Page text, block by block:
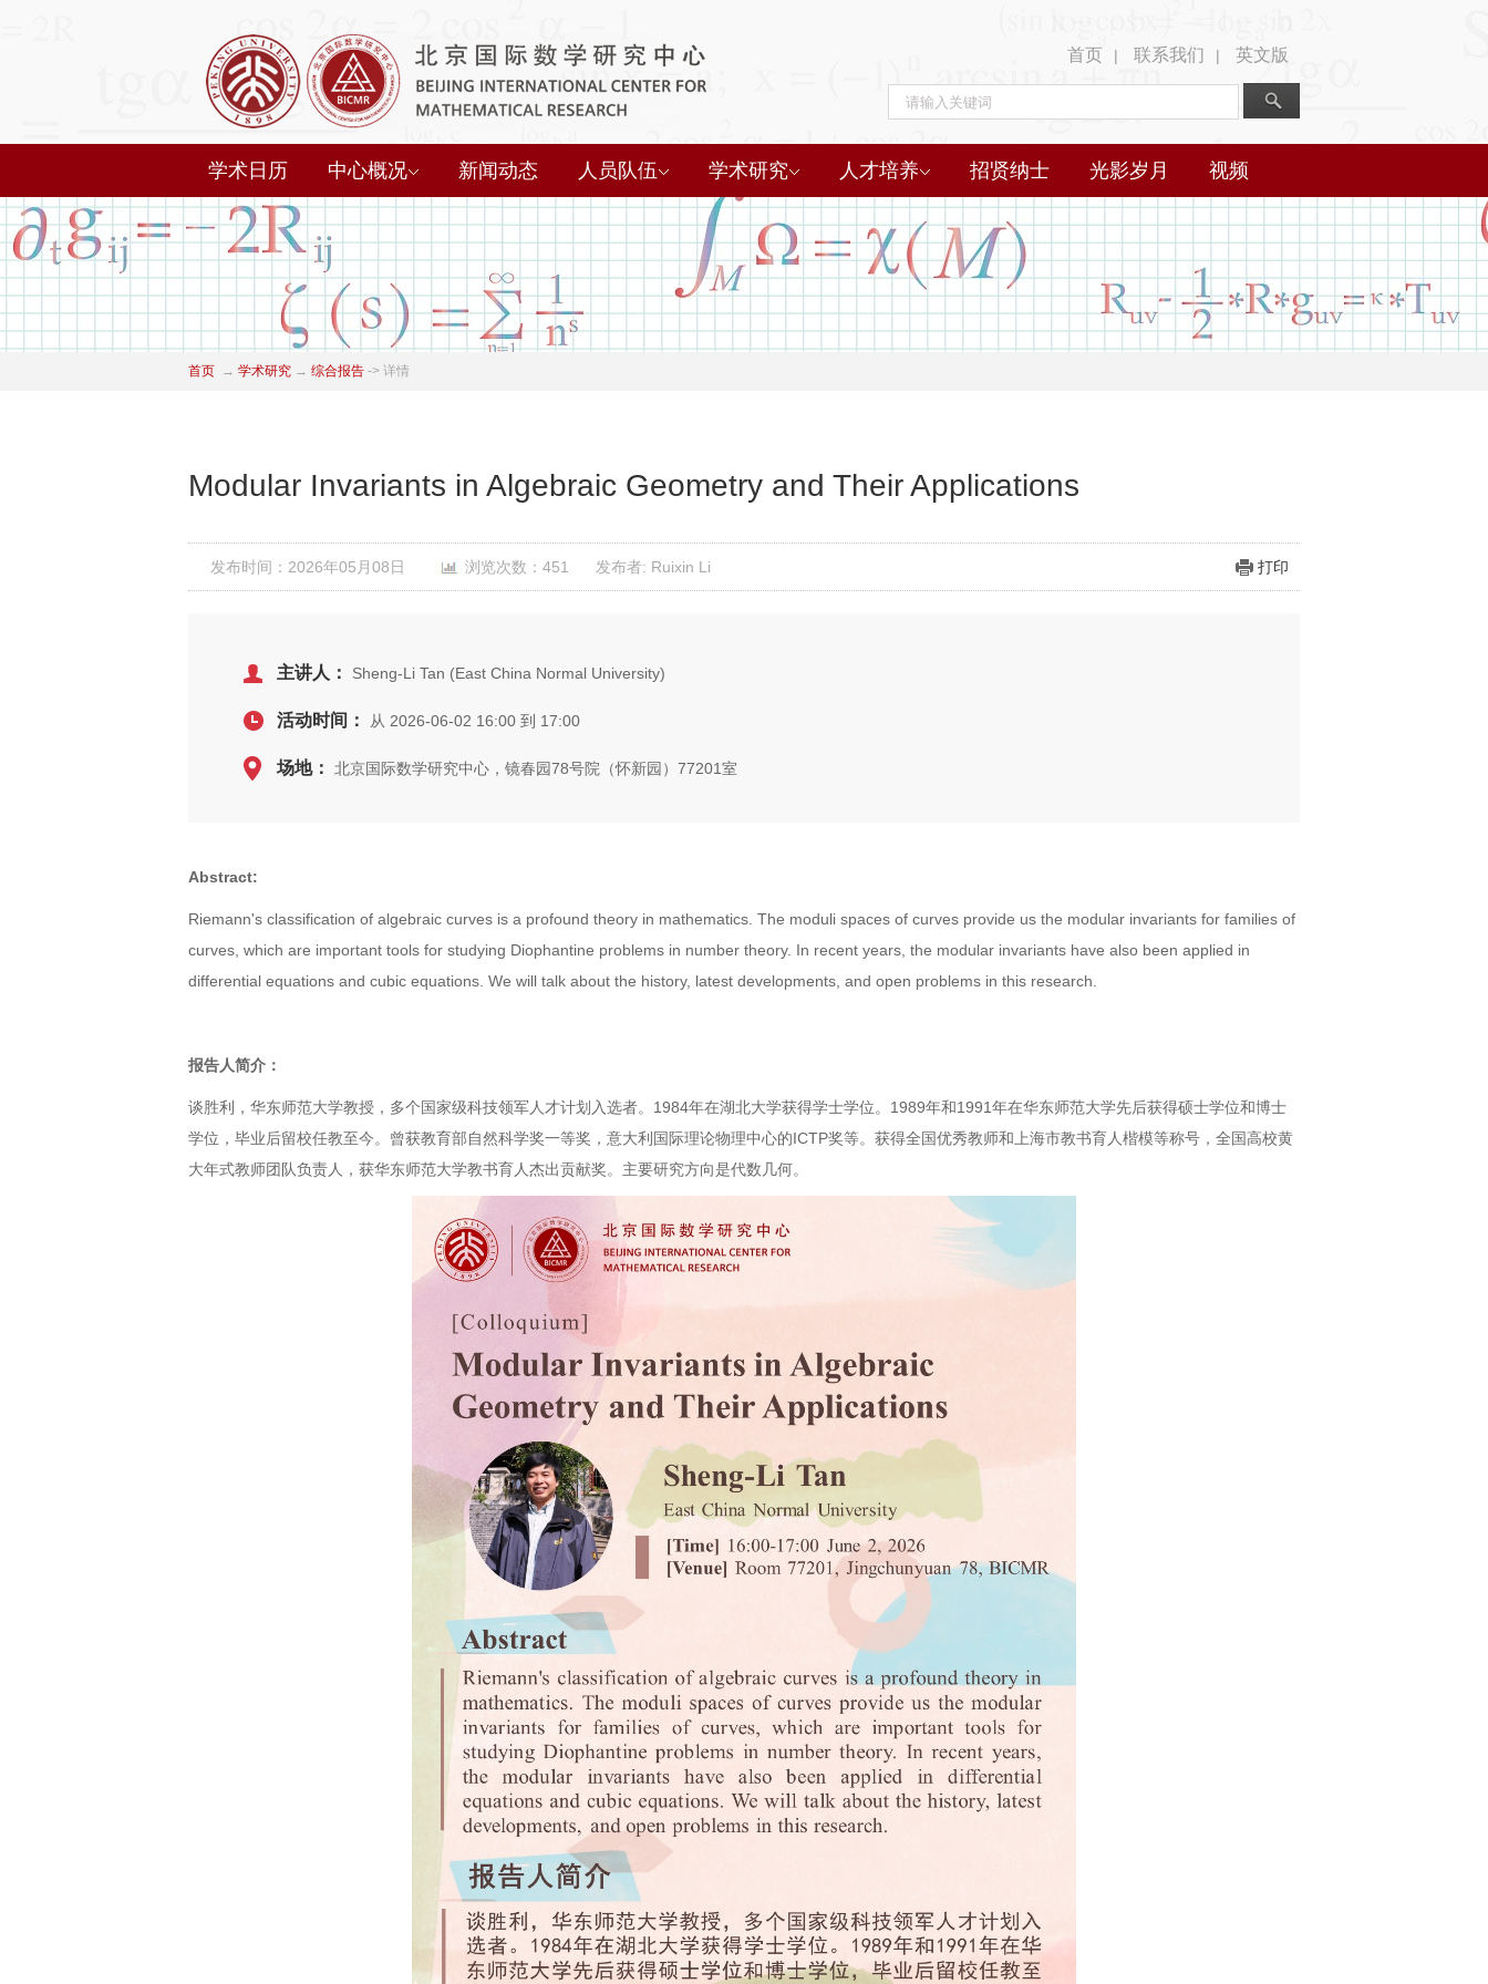
首页 | 联系我们 | 英文版
学术日历 中心概况 新闻动态 人员队伍 学术研究 人才培养 招贤纳士 光影岁月 视频
首页 → 学术研究 → 综合报告 -> 详情
Modular Invariants in Algebraic Geometry and Their Applications
发布时间：2026年05月08日 浏览次数：451 发布者: Ruixin Li 打印
主讲人： Sheng-Li Tan (East China Normal University)
活动时间： 从 2026-06-02 16:00 到 17:00
场地： 北京国际数学研究中心，镜春园78号院（怀新园）77201室
Abstract:
Riemann's classification of algebraic curves is a profound theory in mathematics. The moduli spaces of curves provide us the modular invariants for families of
curves, which are important tools for studying Diophantine problems in number theory. In recent years, the modular invariants have also been applied in
differential equations and cubic equations. We will talk about the history, latest developments, and open problems in this research.
报告人简介：
谈胜利，华东师范大学教授，多个国家级科技领军人才计划入选者。1984年在湖北大学获得学士学位。1989年和1991年在华东师范大学先后获得硕士学位和博士
学位，毕业后留校任教至今。曾获教育部自然科学奖一等奖，意大利国际理论物理中心的ICTP奖等。获得全国优秀教师和上海市教书育人楷模等称号，全国高校黄
大年式教师团队负责人，获华东师范大学教书育人杰出贡献奖。主要研究方向是代数几何。